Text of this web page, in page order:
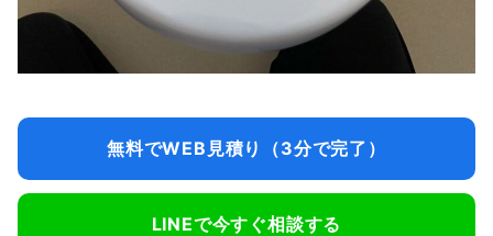
無料でWEB見積り（3分で完了）
LINEで今すぐ相談する